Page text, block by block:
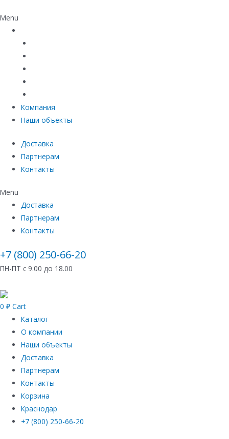
Menu
Компания
Наши объекты
Доставка
Партнерам
Контакты
Menu
Доставка
Партнерам
Контакты
+7 (800) 250-66-20
ПН-ПТ с 9.00 до 18.00
0 ₽ Cart
Каталог
О компании
Наши объекты
Доставка
Партнерам
Контакты
Корзина
Краснодар
+7 (800) 250-66-20